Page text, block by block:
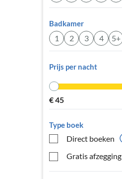
Badkamer
1 2 3 4 5+
Prijs per nacht
€45
Type boek
Direct boeken
Gratis afzegging